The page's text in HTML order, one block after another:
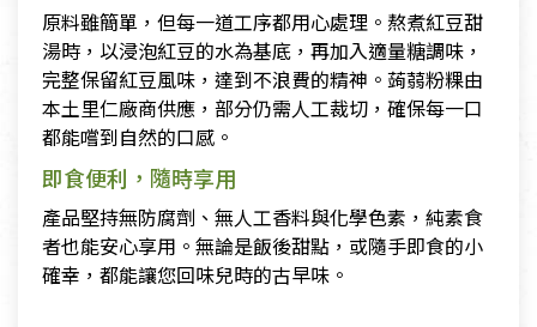
原料雖簡單，但每一道工序都用心處理。熬煮紅豆甜
湯時，以浸泡紅豆的水為基底，再加入適量糖調味，
完整保留紅豆風味，達到不浪費的精神。蒟蒻粉粿由
本土里仁廠商供應，部分仍需人工裁切，確保每一口
都能嚐到自然的口感。
即食便利，隨時享用
產品堅持無防腐劑、無人工香料與化學色素，純素食
者也能安心享用。無論是飯後甜點，或隨手即食的小
確幸，都能讓您回味兒時的古早味。